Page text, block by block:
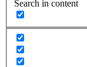
Search in content